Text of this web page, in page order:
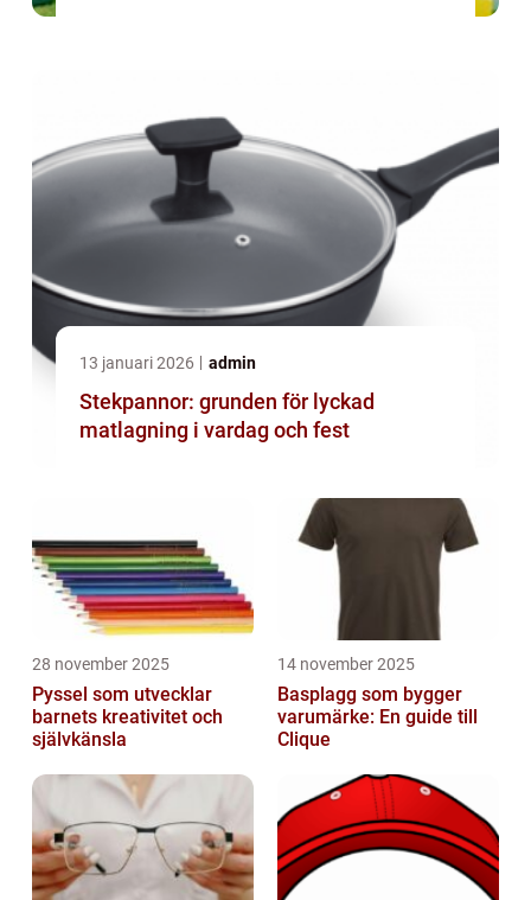
13 januari 2026 admin
Stekpannor: grunden för lyckad
matlagning i vardag och fest
28 november 2025
Pyssel som utvecklar
barnets kreativitet och
självkänsla
14 november 2025
Basplagg som bygger
varumärke: En guide till
Clique